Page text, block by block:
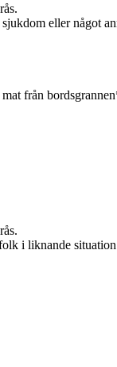
eller något
från
i liknande situation